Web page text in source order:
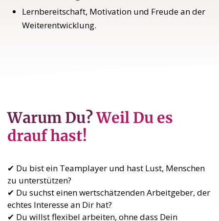
Lernbereitschaft, Motivation und Freude an der
Weiterentwicklung.
Warum Du?Weil Du es
drauf hast!
✔ Du bist ein Teamplayer und hast Lust, Menschen
zu unterstützen?
✔ Du suchst einen wertschätzenden Arbeitgeber, der
echtes Interesse an Dir hat?
✔ Du willst flexibel arbeiten, ohne dass Dein